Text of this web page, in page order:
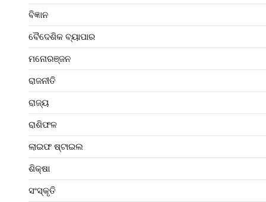
ବିଜ୍ଞାନ
ବୈଦେଶିକ ବ୍ୟାପାର
ମନୋରଞ୍ଜନ
ରାଜନୀତି
ରାଜ୍ୟ
ରାଶିଫଳ
ଲାଇଫ ଷ୍ଟାଇଲ
ଶିକ୍ଷା
ସଂସ୍କୃତି